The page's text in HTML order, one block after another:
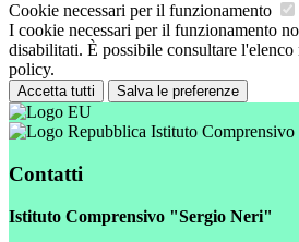
Cookie necessari per il funzionamento
I cookie necessari per il funzionamento
disabilitati. È possibile consultare
policy.
Accetta tutti Salva le preferenze
Istituto
Contatti
Istituto Comprensivo "Sergio Neri"